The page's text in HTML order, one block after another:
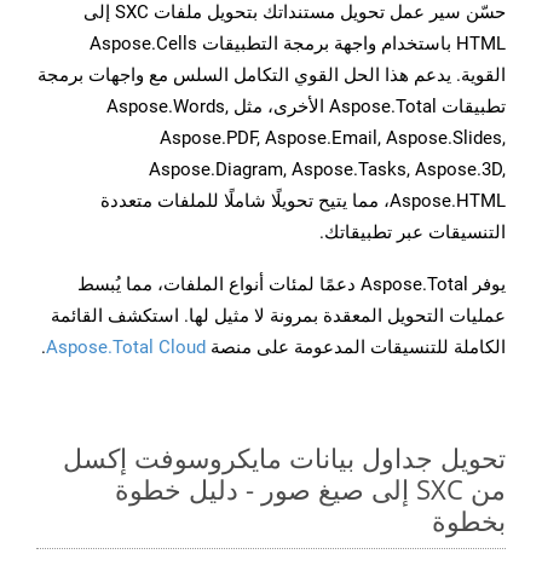
حسّن سير عمل تحويل مستنداتك بتحويل ملفات SXC إلى
HTML باستخدام واجهة برمجة التطبيقات Aspose.Cells
القوية. يدعم هذا الحل القوي التكامل السلس مع واجهات برمجة
تطبيقات Aspose.Total الأخرى، مثل Aspose.Words,
Aspose.PDF, Aspose.Email, Aspose.Slides,
Aspose.Diagram, Aspose.Tasks, Aspose.3D,
Aspose.HTML، مما يتيح تحويلًا شاملًا للملفات متعددة
التنسيقات عبر تطبيقاتك.
يوفر Aspose.Total دعمًا لمئات أنواع الملفات، مما يُبسط
عمليات التحويل المعقدة بمرونة لا مثيل لها. استكشف القائمة
الكاملة للتنسيقات المدعومة على منصة Aspose.Total Cloud
.
تحويل جداول بيانات مايكروسوفت إكسل
من SXC إلى صيغ صور - دليل خطوة
بخطوة